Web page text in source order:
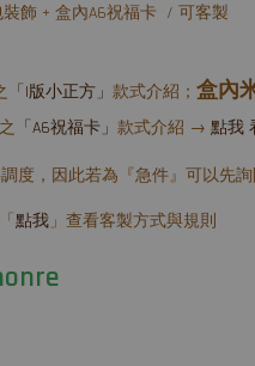
飾 + 盒內A6祝福卡 / 可客製
「I版小正方」 款式介紹； 盒內
「A6祝福卡」 款式介紹 → 點我
度，因此若為『急件』可以先
點我」查看客製方式與規則